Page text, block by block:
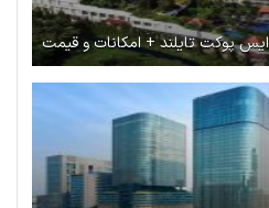
پوکت تایلند + امکانات و قیمت